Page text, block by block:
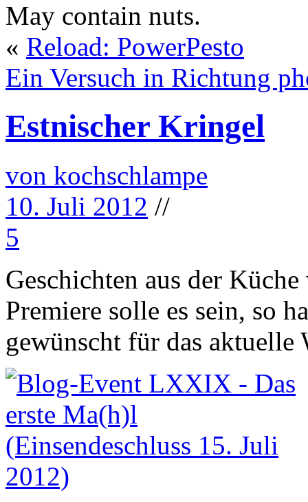
May contain nuts.
« Reload: PowerPesto
Ein Versuch in Richtung
Estnischer Kringel
von kochschlampe
10. Juli 2012 //
5
Geschichten aus der
Premiere solle es sein, so
gewünscht für das aktuelle